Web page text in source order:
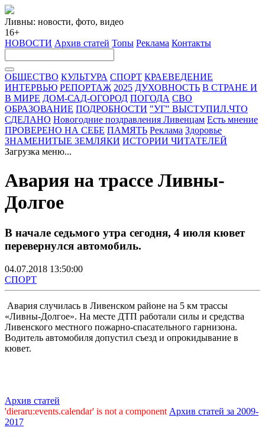
Ливны: новости, фото, видео
16+
НОВОСТИ Архив статей Топы Реклама Контакты
ОБЩЕСТВО КУЛЬТУРА СПОРТ КРАЕВЕДЕНИЕ
ИНТЕРВЬЮ РЕПОРТАЖ 2025 ДУХОВНОСТЬ В СТРАНЕ И
В МИРЕ ДОМ-САД-ОГОРОД ПОГОДА СВО
ОБРАЗОВАНИЕ ПОДРОБНОСТИ "УГ" ВЫСТУПИЛ.ЧТО
СДЕЛАНО Новогодние поздравления Ливенцам Есть мнение
ПРОВЕРЕНО НА СЕБЕ ПАМЯТЬ Реклама Здоровье
ЗНАМЕНИТЫЕ ЗЕМЛЯКИ ИСТОРИИ ЧИТАТЕЛЕЙ
Загрузка меню...
Авария на трассе Ливны-
Долгое
В начале седьмого утра сегодня, 4 июля кювет
перевернулся автомобиль.
04.07.2018 13:50:00
СПОРТ
Авария случилась в Ливенском районе на 5 км трассы
«Ливны-Долгое». На месте ДТП работали силы и средства
Ливенского местного пожарно-спасательного гарнизона.
Водитель автомобиля допустил съезд и опрокидывание в
кювет.
Архив статей
'dieraru:events.calendar' is not a component Архив статей за 2009-
2017